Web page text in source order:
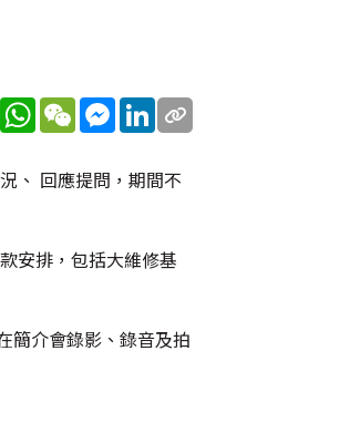
WhatsApp
WeChatMessenger
LinkedIn
、 回應提問，期間不
安排，包括大維修基
簡介會錄影、錄音及拍